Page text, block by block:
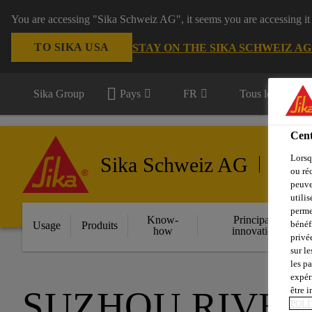
You are accessing "Sika Schweiz AG", it seems you are
TO SIKA USA STAY ON THE SIKA SCHWEIZ
Sika Group Pays FR Tous les
Sika Schweiz AG
Usage Produits
Know-
how
Principales
innovations
ou
sur
les
être